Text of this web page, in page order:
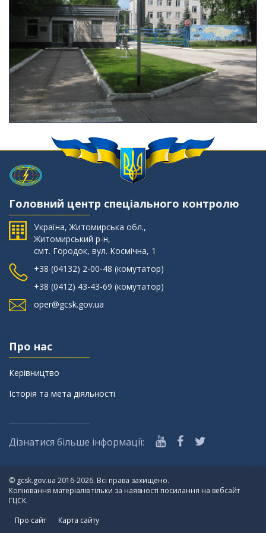
Головний центр спеціального контролю
Україна, Житомирська обл.,
Житомирський р-н,
смт. Городок, вул. Космічна, 1
+38 (‎04132) 2-00-48 (комутатор)
+38 (0412) 43-43-69 (комутатор)
oper@gcsk.gov.ua
Про нас
Керівництво
Історія та мета діяльності
Дізнатися більше інформації:
© gcsk.gov.ua 2016-2026. Всі права захищено.
Копіювання матеріалів тільки за наявності посилання на вебсайт
ГЦСК.
Про сайт
Карта сайту